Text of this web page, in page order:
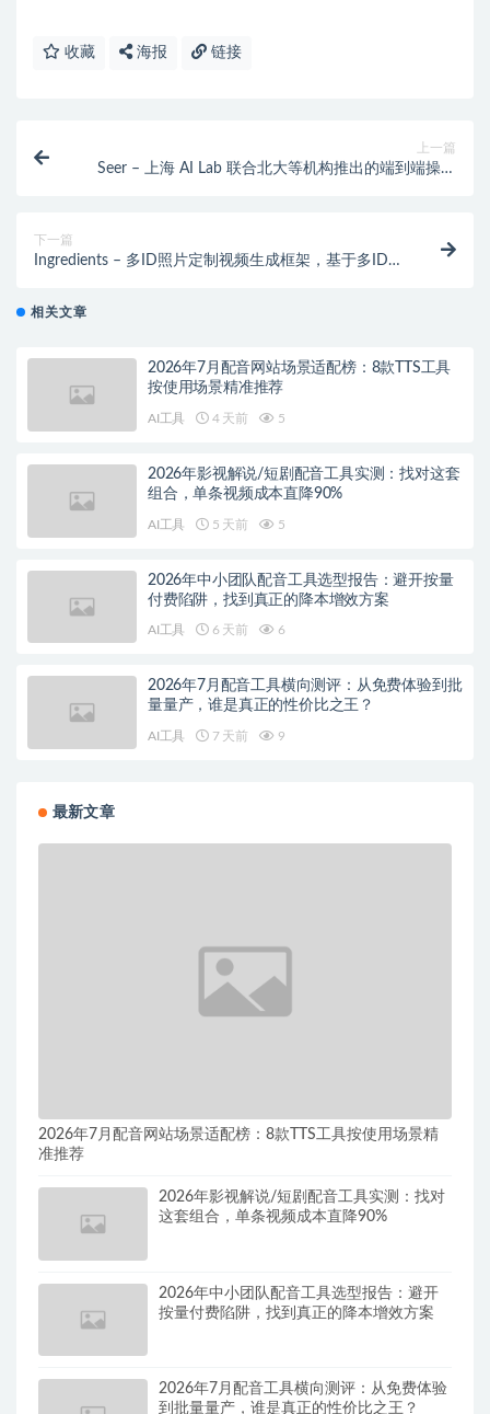
收藏 海报 链接
上一篇
Seer – 上海 AI Lab 联合北大等机构推出的端到端操作
下一篇
Ingredients – 多ID照片定制视频生成框架，基于多ID照
相关文章
2026年7月配音网站场景适配榜：8款TTS工具
按使用场景精准推荐
AI工具 4 天前 5
2026年影视解说/短剧配音工具实测：找对这套
组合，单条视频成本直降90%
AI工具 5 天前 5
2026年中小团队配音工具选型报告：避开按量
付费陷阱，找到真正的降本增效方案
AI工具 6 天前 6
2026年7月配音工具横向测评：从免费体验到批
量量产，谁是真正的性价比之王？
AI工具 7 天前 9
最新文章
2026年7月配音网站场景适配榜：8款TTS工具按使用场景精
准推荐
2026年影视解说/短剧配音工具实测：找对
这套组合，单条视频成本直降90%
2026年中小团队配音工具选型报告：避开
按量付费陷阱，找到真正的降本增效方案
2026年7月配音工具横向测评：从免费体验
到批量量产，谁是真正的性价比之王？